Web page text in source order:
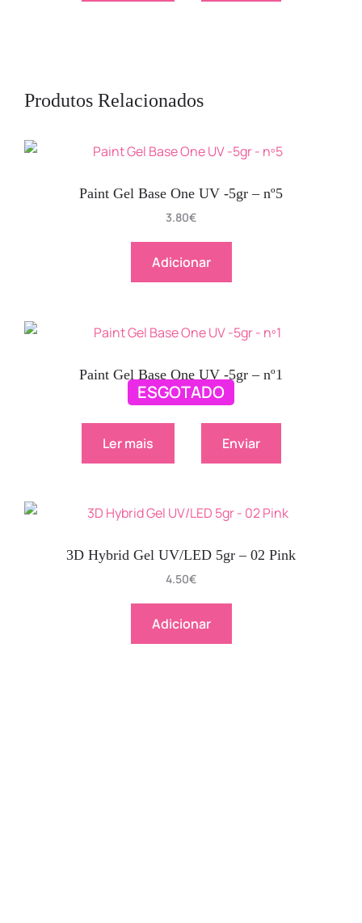
Produtos Relacionados
Paint Gel Base One UV -5gr – nº5
3.80€
Adicionar
ESGOTADO
Paint Gel Base One UV -5gr – nº1
3.80 €
Ler mais Enviar
3D Hybrid Gel UV/LED 5gr – 02 Pink
4.50€
Adicionar